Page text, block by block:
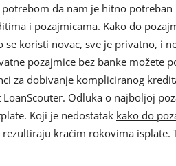
potrebom da nam je hitno
i pozajmicama. Kako do
se koristi novac, sve je privatno, i
pozajmice bez banke možete
za dobivanje kompliciranog
Odluka o najboljoj
Koji je nedostatak kako do
rezultiraju kraćim rokovima